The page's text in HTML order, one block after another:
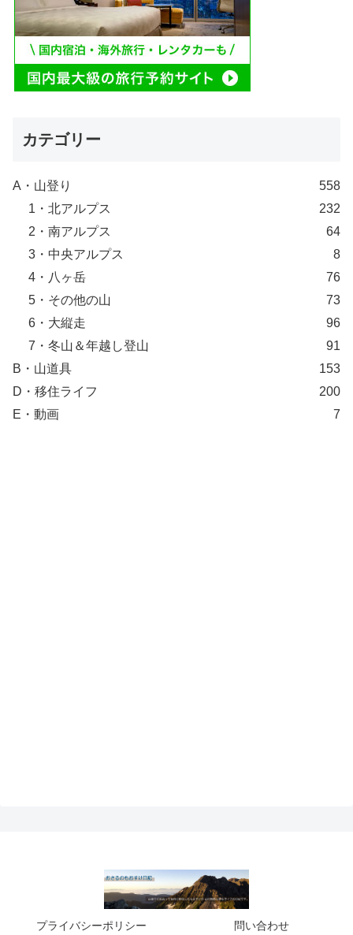
カテゴリー
A・山登り
558
1・北アルプス
232
2・南アルプス
64
3・中央アルプス
8
4・八ヶ岳
76
5・その他の山
73
6・大縦走
96
7・冬山＆年越し登山
91
B・山道具
153
D・移住ライフ
200
E・動画
7
プライバシーポリシー
問い合わせ